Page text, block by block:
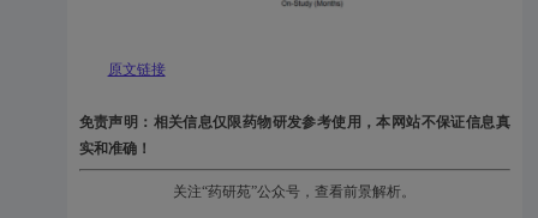
原文链接
免责声明：相关信息仅限药物研发参考使用，本网站不保证信息真
实和准确！
关注“药研苑”公众号，查看前景解析。